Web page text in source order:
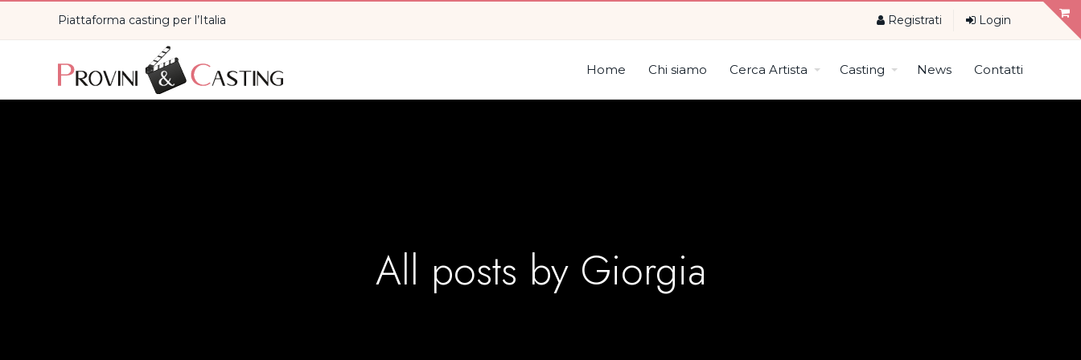
Piattaforma casting per l’Italia Registrati Login
Home Chi siamo Cerca Artista Casting News Contatti
All posts by Giorgia